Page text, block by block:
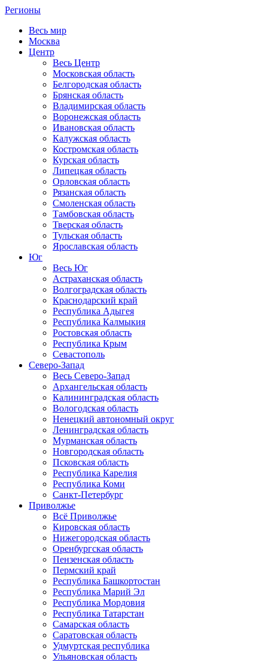
Регионы
Весь мир
Москва
Центр
Весь Центр
Московская область
Белгородская область
Брянская область
Владимирская область
Воронежская область
Ивановская область
Калужская область
Костромская область
Курская область
Липецкая область
Орловская область
Рязанская область
Смоленская область
Тамбовская область
Тверская область
Тульская область
Ярославская область
Юг
Весь Юг
Астраханская область
Волгоградская область
Краснодарский край
Республика Адыгея
Республика Калмыкия
Ростовская область
Республика Крым
Севастополь
Северо-Запад
Весь Северо-Запад
Архангельская область
Калининградская область
Вологодская область
Ненецкий автономный округ
Ленинградская область
Мурманская область
Новгородская область
Псковская область
Республика Карелия
Республика Коми
Санкт-Петербург
Приволжье
Всё Приволжье
Кировская область
Нижегородская область
Оренбургская область
Пензенская область
Пермский край
Республика Башкортостан
Республика Марий Эл
Республика Мордовия
Республика Татарстан
Самарская область
Саратовская область
Удмуртская республика
Ульяновская область